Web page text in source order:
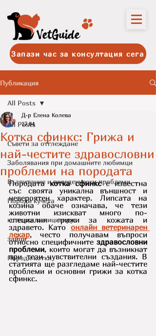
Запази час за консултация сега
Публикация
All Posts
Съвети за отглеждане
Заболявания при домашните любимци
Възпитание и поведенчески проблеми
Породи кучета
котешки калицивирус
зайци
Породи котки
All Posts
Котка сфинкс: Грижа и
най-честите здравословни
проблеми на породата
Д-р Елена Колева
17.04
Породата котка сфинкс е известна
със своята уникална външност и
невероятен характер. Липсата на
козина обаче означава, че тези
животни изискват много по-
специални грижи за кожата и
здравето. Като онлайн ветеринарен
лекар, често получавам въпроси
относно специфичните здравословни
проблеми, които могат да възникнат
при тези чувствителни създания. В
статията ще разгледаме най-честите
проблеми и основни грижи за котка
сфинкс.